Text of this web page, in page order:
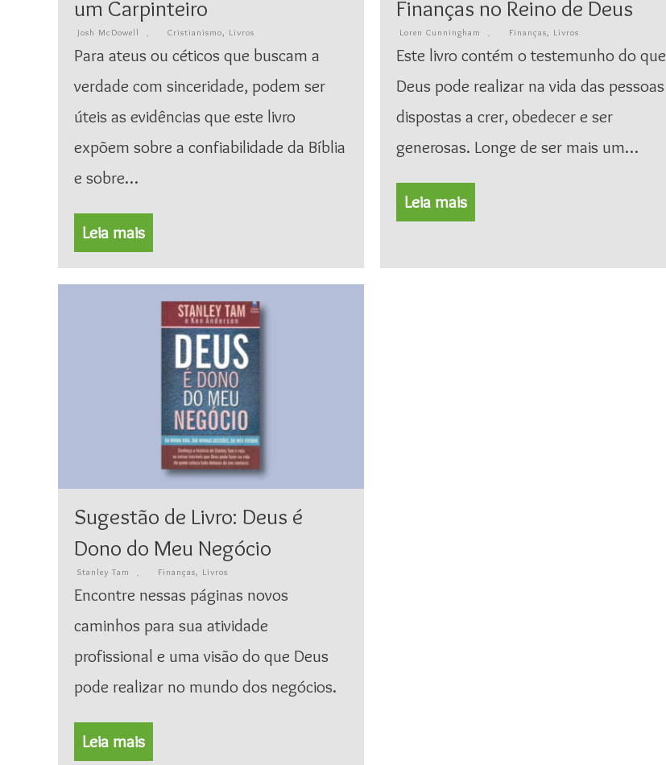
um Carpinteiro
Josh McDowell Cristianismo, Livros
Para ateus ou céticos que buscam a
verdade com sinceridade, podem ser
úteis as evidências que este livro
expõem sobre a confiabilidade da Bíblia
e sobre…
Leia mais
Finanças no Reino de Deus
Loren Cunningham Finanças, Livros
Este livro contém o testemunho do que
Deus pode realizar na vida das pessoas
dispostas a crer, obedecer e ser
generosas. Longe de ser mais um…
Leia mais
Sugestão de Livro: Deus é
Dono do Meu Negócio
Stanley Tam Finanças, Livros
Encontre nessas páginas novos
caminhos para sua atividade
profissional e uma visão do que Deus
pode realizar no mundo dos negócios.
Leia mais